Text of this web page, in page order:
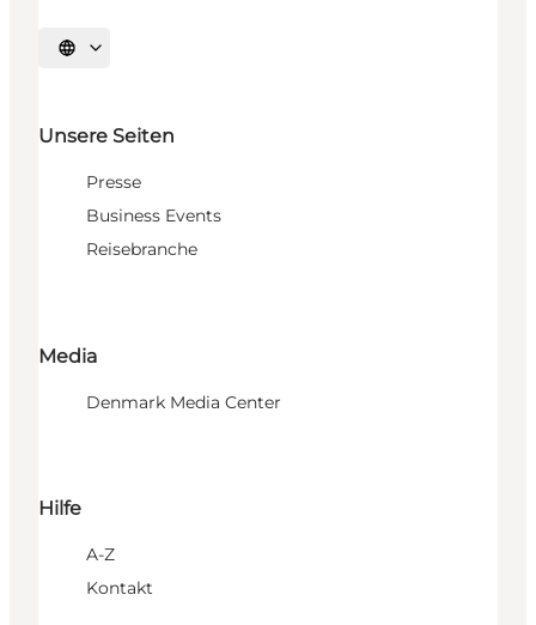
Sprache auswählen
Unsere Seiten
Presse
Business Events
Reisebranche
Media
Denmark Media Center
Hilfe
A-Z
Kontakt